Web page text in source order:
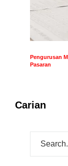
Pengurusan
Pasaran
Carian